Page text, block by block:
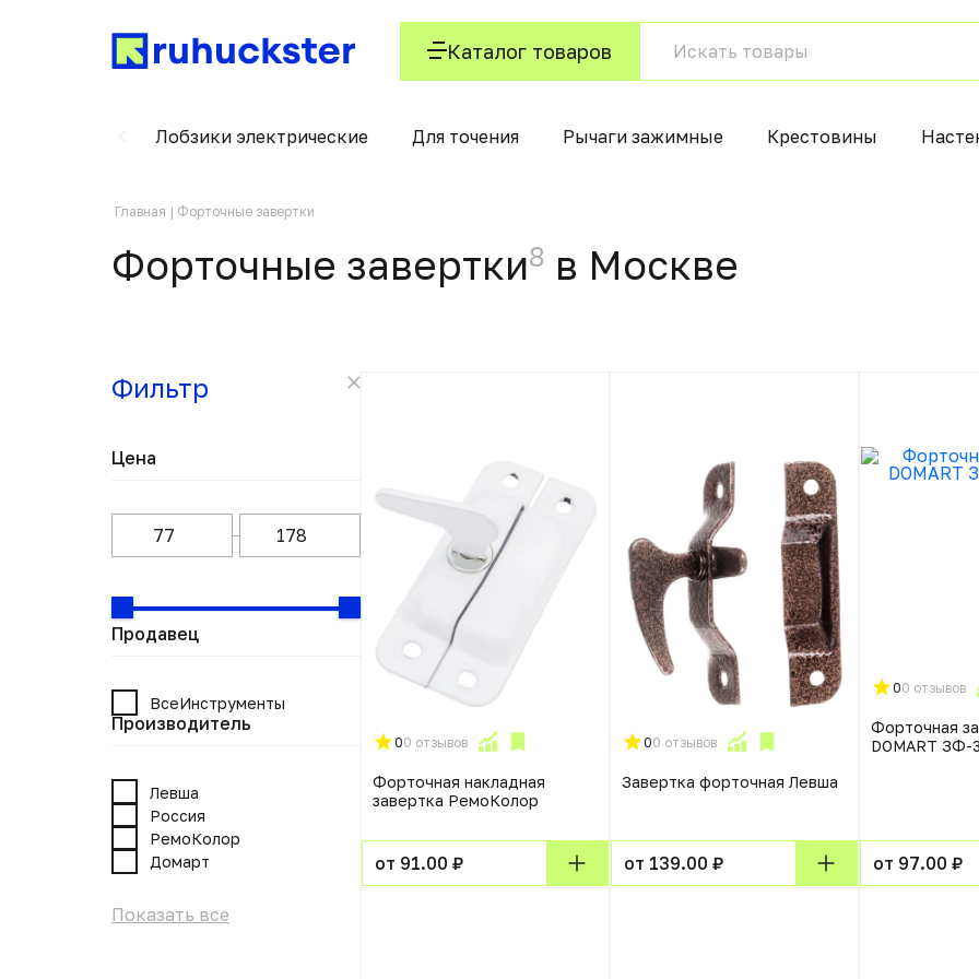
Каталог товаров
Лобзики электрические Для точения Рычаги зажимные Крестовины
Главная Форточные завертки
Форточные завертки8 в Москвe
Фильтр
Цена
Продавец
ВсеИнструменты
Производитель
Левша
Россия
РемоКолор
Домарт
Показать все
00 отзывов
Форточная накладная
завертка РемоКолор
от 91.00 ₽
00 отзывов
Завертка форточная Левша
от 139.00 ₽
00 отзывов
Форточная
DOMART ЗФ-
от 97.00 ₽